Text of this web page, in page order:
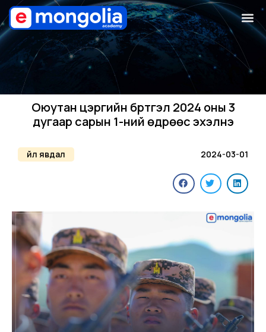
Оюутан цэргийн бүртгэл 2024 оны 3
дугаар сарын 1-ний өдрөөс эхэлнэ
Үйл явдал 2024-03-01